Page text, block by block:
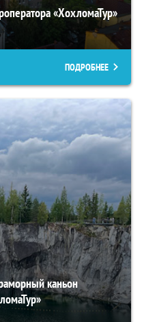
«ХохломаТур»
ПОДРОБНЕЕ
каньон